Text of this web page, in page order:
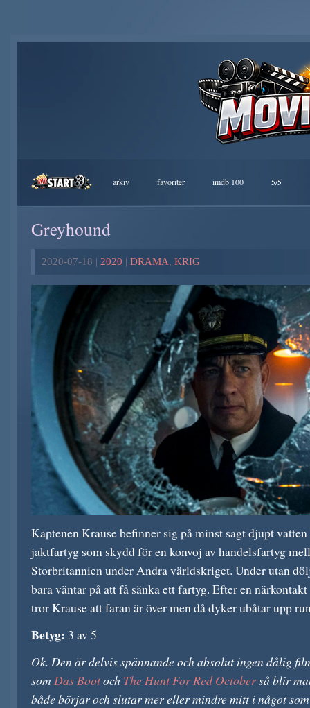
arkiv favoriter imdb 100 5/5
Greyhound
2020-07-18 | 2020 | DRAMA, KRIG
Kaptenen Krause befinner sig på minst sagt djupt
jaktfartyg som skydd för en konvoj av handelsfartyg
Storbritannien under Andra världskriget. Under utan
bara väntar på att få sänka ett fartyg. Efter en
tror Krause att faran är över men då dyker ubåtar upp
Betyg: 3 av 5
Ok. Den är delvis spännande och absolut ingen dålig
som Das Bootoch The Hunt For Red Octoberså blir
både börjar och slutar mer eller mindre mitt i något